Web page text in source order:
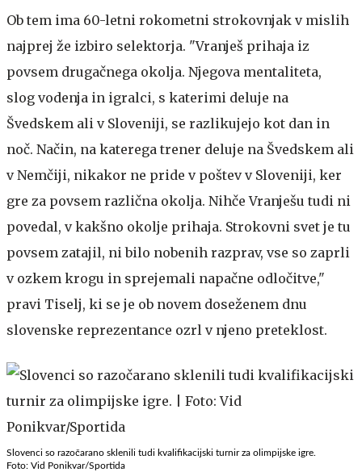
Ob tem ima 60-letni rokometni strokovnjak v mislih
najprej že izbiro selektorja. "Vranješ prihaja iz
povsem drugačnega okolja. Njegova mentaliteta,
slog vodenja in igralci, s katerimi deluje na
Švedskem ali v Sloveniji, se razlikujejo kot dan in
noč. Način, na katerega trener deluje na Švedskem ali
v Nemčiji, nikakor ne pride v poštev v Sloveniji, ker
gre za povsem različna okolja. Nihče Vranješu tudi ni
povedal, v kakšno okolje prihaja. Strokovni svet je tu
povsem zatajil, ni bilo nobenih razprav, vse so zaprli
v ozkem krogu in sprejemali napačne odločitve,"
pravi Tiselj, ki se je ob novem doseženem dnu
slovenske reprezentance ozrl v njeno preteklost.
Slovenci so razočarano sklenili tudi kvalifikacijski turnir za olimpijske igre.
Foto: Vid Ponikvar/Sportida